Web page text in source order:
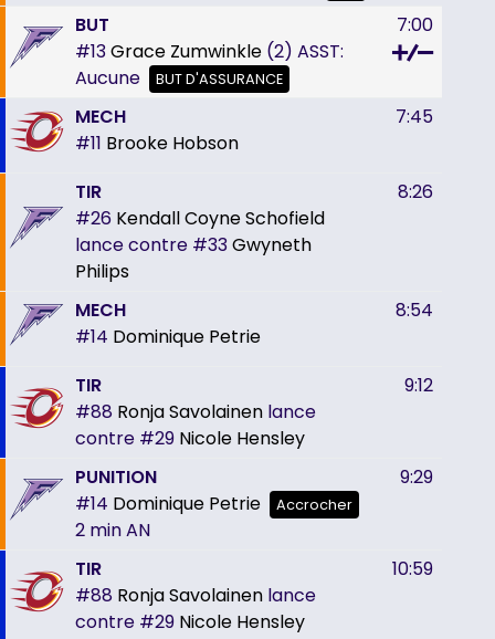
BUT
#13Grace Zumwinkle (2) ASST:
Aucune
BUT D'ASSURANCE
7:00
MECH
#11 Brooke Hobson
7:45
TIR
#26 Kendall Coyne Schofield
lance contre #33Gwyneth
Philips
8:26
MECH
#14 Dominique Petrie
8:54
TIR
#88 Ronja Savolainen lance
contre #29 Nicole Hensley
9:12
PUNITION
#14 Dominique Petrie Accrocher
2 minAN
9:29
TIR
#88 Ronja Savolainen lance
contre #29 Nicole Hensley
10:59